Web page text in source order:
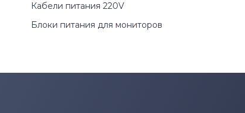
Кабели питания 220V
Блоки питания для мониторов